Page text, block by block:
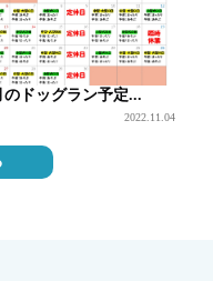
のドッグラン予定...
2022.11.04